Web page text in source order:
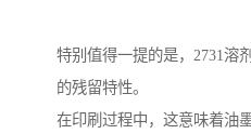
特别值得一提的是，2731溶
的残留特性。
在印刷过程中，这意味着油